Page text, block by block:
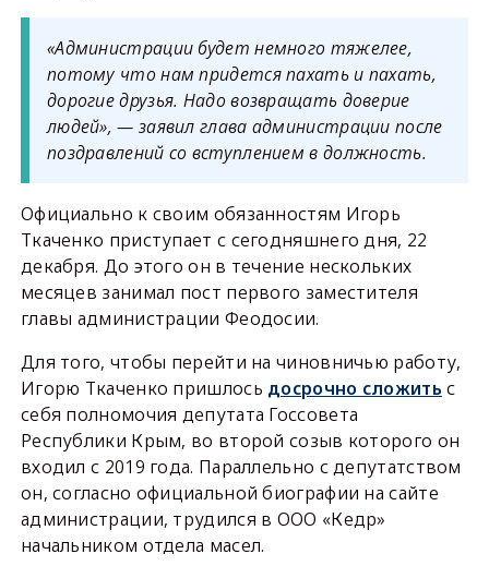
«Администрации будет немного тяжелее,
потому что нам придется пахать и пахать,
дорогие друзья. Надо возвращать доверие
людей», — заявил глава администрации после
поздравлений со вступлением в должность.
Официально к своим обязанностям Игорь
Ткаченко приступает с сегодняшнего дня, 22
декабря. До этого он в течение нескольких
месяцев занимал пост первого заместителя
главы администрации Феодосии.
Для того, чтобы перейти на чиновничью работу,
Игорю Ткаченко пришлось досрочно сложить с
себя полномочия депутата Госсовета
Республики Крым, во второй созыв которого он
входил с 2019 года. Параллельно с депутатством
он, согласно официальной биографии на сайте
администрации, трудился в ООО «Кедр»
начальником отдела масел.